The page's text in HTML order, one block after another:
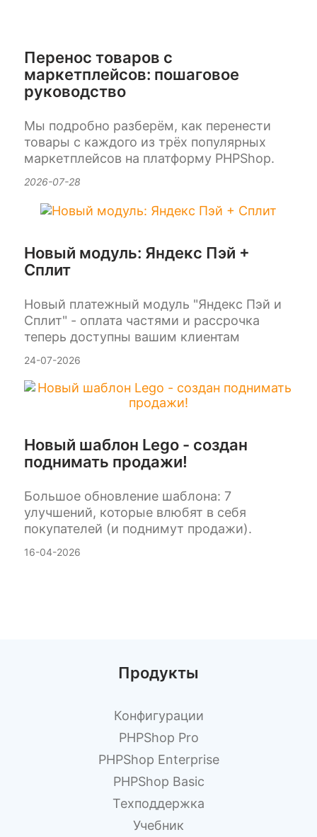
Перенос товаров с
маркетплейсов: пошаговое
руководство
Мы подробно разберём, как перенести
товары с каждого из трёх популярных
маркетплейсов на платформу PHPShop.
2026-07-28
Новый модуль: Яндекс Пэй +
Сплит
Новый платежный модуль "Яндекс Пэй и
Сплит" - оплата частями и рассрочка
теперь доступны вашим клиентам
24-07-2026
Новый шаблон Lego - создан
поднимать продажи!
Большое обновление шаблона: 7
улучшений, которые влюбят в себя
покупателей (и поднимут продажи).
16-04-2026
Продукты
Конфигурации
PHPShop Pro
PHPShop Enterprise
PHPShop Basic
Техподдержка
Учебник